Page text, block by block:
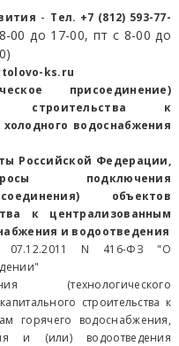
- Тел. +7 (812) 593-77-
00 до 17-00, пт с 8-00 до
ks.ru
присоединение)
строительства к
водоснабжения
Российской Федерации,
подключения
объектов
к централизованным
и водоотведения
07.12.2011 N 416-ФЗ "О
(технологического
строительства к
горячего водоснабжения,
и (или) водоотведения